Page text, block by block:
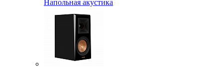
Напольная акустика